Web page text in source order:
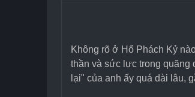
Không rõ ở Hổ Phách Kỷ
thần và sức lực trong quãng
lại" của anh ấy quá dài lâu,